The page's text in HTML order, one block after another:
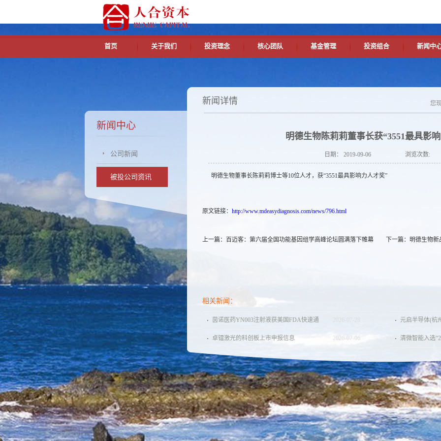
首页 关于我们 投资理念 核心团队 基金管理 投资组合 新闻中
新闻中心
公司新闻
被投公司资讯
新闻详情 您
明德生物陈莉莉董事长获“3551最具影
日期： 2019-09-06 浏览次数:
明德生物董事长陈莉莉博士等10位人才，获“3551最具影响力人才奖”
原文链接： http://www.mdeasydiagnosis.com/news/796.html
上一篇： 百迈客：第六届全国功能基因组学高峰论坛圆满落下帷幕 下一篇： 明德生物新
相关新闻：
茵诺医药YN003注射液获美国FDA快速通
道认定，用于治疗脑胶质瘤（含胶质母细
胞瘤）
2026 - 07 28 元启半导体(杭
元 PreB轮融资
卓镭激光的科创板上市申报信息 2026 - 07- 06 清微智能入选